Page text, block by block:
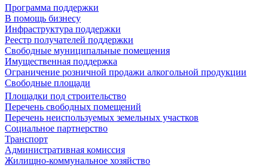
Программа поддержки
В помощь бизнесу
Инфраструктура поддержки
Реестр получателей поддержки
Свободные муниципальные помещения
Имущественная поддержка
Ограничение розничной продажи алкогольной продукции
Свободные площади
Площадки под строительство
Перечень свободных помещений
Перечень неиспользуемых земельных участков
Социальное партнерство
Транспорт
Административная комиссия
Жилищно-коммунальное хозяйство